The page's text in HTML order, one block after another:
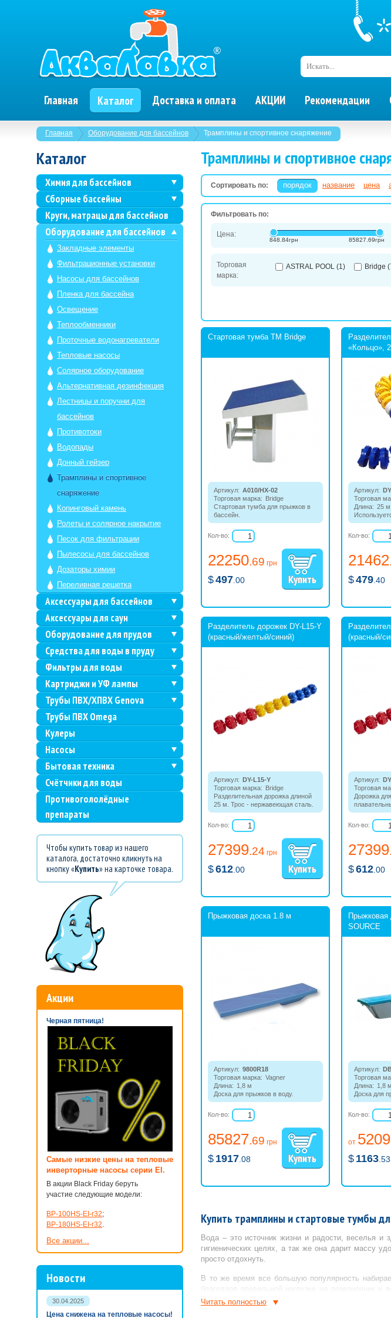
Главная Каталог Доставка и оплата АКЦИИ Рекомендации
Искать...
Главная Оборудование для бассейнов Трамплины и спортивное снаряжение
Трамплины и спортивное
Сортировать по: порядок название цена
Фильтровать по:
Цена:
848.84грн 85827.69грн
Торговая
марка:
ASTRAL POOL (1) Bridge
Стартовая тумба ТМ Bridge
Артикул: A010/HX-02
Торговая марка: Bridge
Стартовая тумба для прыжков в
бассейн.
22250.69 грн
$497 .00
Кол-во:
«Кольцо»,
Артикул:
Торговая
Длина: 25 м
частных
ния
Сглаживает
21462
$479 .40
Кол-во:
Разделитель дорожек DY-L15-Y
(красный/желтый/синий)
Артикул: DY-L15-Y
Торговая марка: Bridge
Разделительная дорожка длиной
25 м. Трос - нержавеющая сталь.
Диаметр кольца 15 см. Цветовая
гамма - красный, желтый, синий.
27399.24 грн
$612 .00
Кол-во:
(красный/
Артикул:
Торговая
Дорожка
Трос из
Цвета -
27399
$612 .00
Кол-во:
Прыжковая доска 1.8 м
Артикул: 9800R18
Торговая марка: Vagner
Длина: 1,8 м
Доска для прыжков в воду.
85827.69 грн
$ 1917 .08
Кол-во:
Прыжковая
SOURCE
Артикул:
Торговая
Длина: 1,8 м
Доска для
от
$ 1163 .53
Кол-во:
Купить трамплины и стартовые тумбы
Вода – это источник жизни и радости, веселья
гигиенических целях, а так же она дарит массу
просто отдохнуть.
В то же время все большую популярность
благодаря правильной нагрузке на позвоночник
высокого качества воды, а так же ее подачи и
Читать полностью
Каталог
Химия для бассейнов
Сборные бассейны
Круги, матрацы для бассейнов
Оборудование для бассейнов
Закладные элементы
Фильтрационные установки
Насосы для бассейнов
Пленка для бассейна
Освещение
Теплообменники
Проточные водонагреватели
Тепловые насосы
Солярное оборудование
Альтернативная дезинфекция
Лестницы и поручни для
бассейнов
Противотоки
Водопады
Донный гейзер
Трамплины и спортивное
снаряжение
Копинговый камень
Ролеты и солярное накрытие
Песок для фильтрации
Пылесосы для бассейнов
Дозаторы химии
Переливная решетка
Аксессуары для бассейнов
Аксессуары для саун
Оборудование для прудов
Средства для воды в пруду
Фильтры для воды
Картриджи и УФ лампы
Трубы ПВХ/ХПВХ Genova
Трубы ПВХ Omega
Кулеры
Насосы
Бытовая техника
Счётчики для воды
Противогололёдные
препараты
Чтобы купить товар из нашего
каталога, достаточно кликнуть на
кнопку «Купить» на карточке товара.
Акции
Черная пятница!
Самые низкие цены на тепловые
инверторные насосы серии EI.
В акции Black Friday беруть
участие следующие модели:
BP-100HS-EI-r32;
BP-180HS-EI-r32.
Все акции...
Новости
30.04.2025
Цена снижена на тепловые насосы!